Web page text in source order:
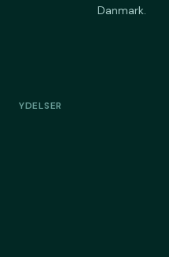
Danmark.
YDELSER